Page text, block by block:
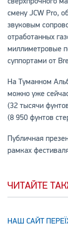
смену JCW Pro,
звуковым
отработанных
миллиметровые
суппортами от
На Туманном
можно уже
(32 тысячи
(8 950 фунтов
Публичная
рамках
ЧИТАЙТЕ
НАШ САЙТ